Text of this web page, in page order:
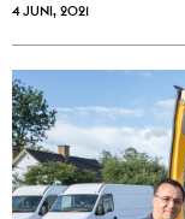
4 JUNI, 2021